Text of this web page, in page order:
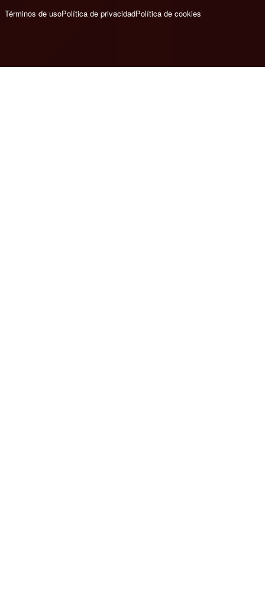
Términos de usoPolítica de privacidadPolítica de cookies